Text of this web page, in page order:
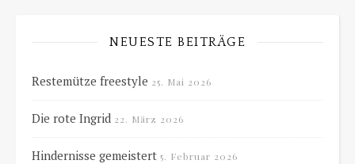
NEUESTE BEITRÄGE
Restemütze freestyle 25. Mai 2026
Die rote Ingrid 22. März 2026
Hindernisse gemeistert 5. Februar 2026